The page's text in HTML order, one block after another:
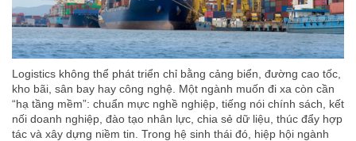
Logistics không thể phát triển chỉ bằng cảng biển, đường cao tốc,
kho bãi, sân bay hay công nghệ. Một ngành muốn đi xa còn cần
“hạ tầng mềm”: chuẩn mực nghề nghiệp, tiếng nói chính sách, kết
nối doanh nghiệp, đào tạo nhân lực, chia sẻ dữ liệu, thúc đẩy hợp
tác và xây dựng niềm tin. Trong hệ sinh thái đó, hiệp hội ngành